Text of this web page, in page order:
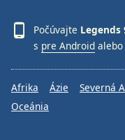
Počúvajte Legends
s pre Android alebo
Afrika Ázie Severná
Oceánia